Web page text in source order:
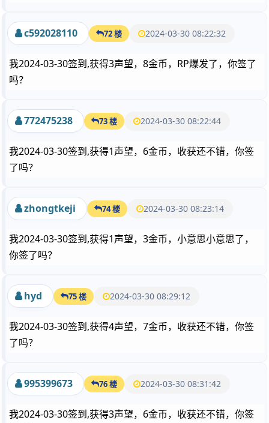
c592028110 72 楼 2024-03-30 08:22:32
我2024-03-30签到,获得3声望，8金币，RP爆发了，你签了
吗？
772475238 73 楼 2024-03-30 08:22:44
我2024-03-30签到,获得1声望，6金币，收获还不错，你签
了吗？
zhongtkeji 74 楼 2024-03-30 08:23:14
我2024-03-30签到,获得1声望，3金币，小意思小意思了，
你签了吗？
hyd 75 楼 2024-03-30 08:29:12
我2024-03-30签到,获得4声望，7金币，收获还不错，你签
了吗？
995399673 76 楼 2024-03-30 08:31:42
我2024-03-30签到,获得3声望，6金币，收获还不错，你签